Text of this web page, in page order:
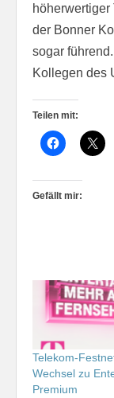
der Bonner
sogar
Kollegen des
Teilen mit:
Gefällt mir:
Telekom-
Wechsel zu
Premium